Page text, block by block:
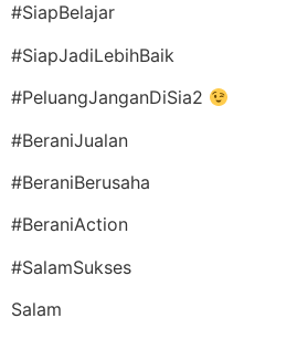
#SiapBelajar
#SiapJadiLebihBaik
#PeluangJanganDiSia2
#BeraniJualan
#BeraniBerusaha
#BeraniAction
#SalamSukses
Salam